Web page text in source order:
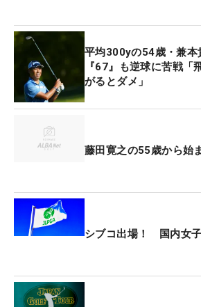
い。これから行ってきます」とワ
コースに向かった。
ギャラリープラザでは、射的やお
楽しめる『縁日ブース』とスナッ
ゴルフを使った『ゴルフ体験』な
して楽しめるコーナーの『KIRIN
孫と一緒にパター合戦を楽しんで
には、こういう子どもたちが楽し
から、毎年のように来ているよ。
ルフをできるようになって、こう
ことができるのがすごくうれしい
平均300yの54歳・兼
『67』も逆球に苦戦「
がるとダメ」
藤田寛之の55歳から始
シブコ出場！ 国内女